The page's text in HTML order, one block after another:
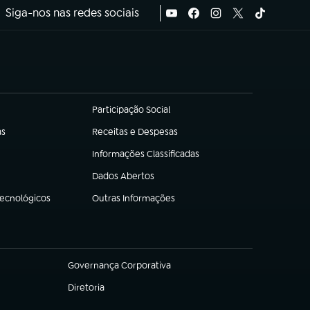
Siga-nos nas redes sociais
Participação Social
(abre em nova aba)
Receitas e Despesas
(abre em nova aba)
Informações Classificadas
(abre em nova aba)
Dados Abertos
(abre em nova aba)
Outras Informações
(abre em nova aba)
Governança Corporativa
(abre em nova aba)
Diretoria
(abre em nova aba)